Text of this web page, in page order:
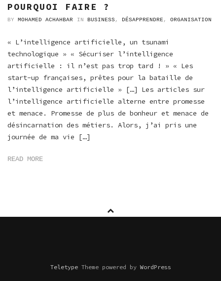
POURQUOI FAIRE ?
BY MOHAMED ACHAHBAR IN BUSINESS, DÉSAPPRENDRE, ORGANISATION
« L’intelligence artificielle, un tsunami
technologique » « Sécuriser l’intelligence
artificielle : il n’est pas trop tard ! » « Les
start-up françaises, prêtes pour la bataille de
l’intelligence artificielle » […] Les articles sur
l’intelligence artificielle alterne entre promesse
et menace. Promesse de plus de bonheur et menace de
désincarnation des métiers. Alors, j’ai pris une
journée de ma vie […]
READ MORE
TeletypeTheme powered byWordPress